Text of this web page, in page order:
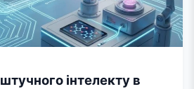
інтелекту в